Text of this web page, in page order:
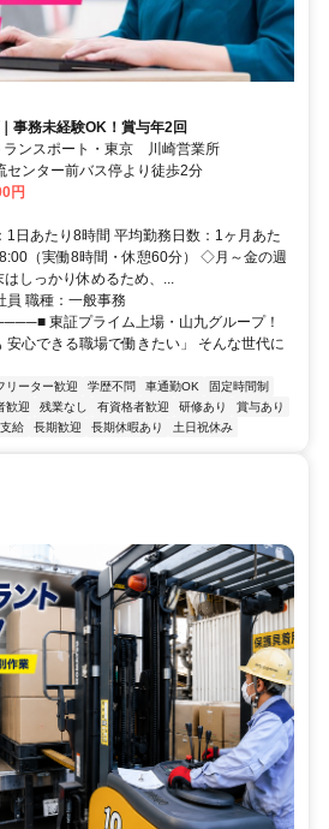
事務未経験OK！賞与年2回
ランスポート・東京 川崎営業所
センター前バス停より徒歩2分
円
1日あたり8時間 平均勤務日数：1ヶ月あた
（実働8時間・休憩60分） ◇月～金の週
しっかり休めるため、...
員 職種：一般事務
東証プライム上場・山九グループ！
安心できる職場で働きたい」 そんな世代に
リーター歓迎 学歴不問 車通勤OK
固定時間制
歓迎 残業なし 有資格者歓迎 研修あり
賞与あり
給 長期歓迎 長期休暇あり 土日祝休み